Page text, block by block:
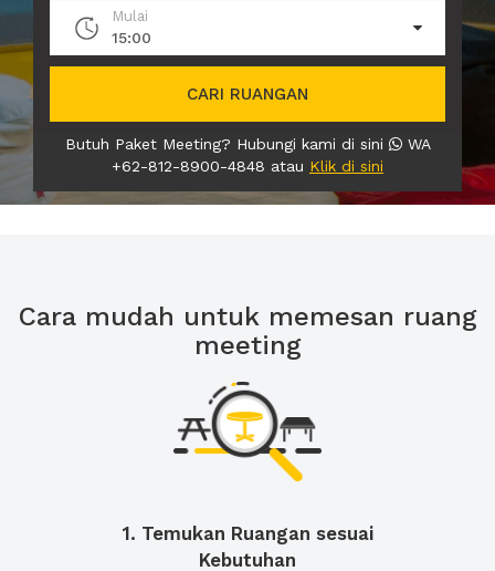
Mulai
15:00
CARI RUANGAN
Butuh Paket Meeting? Hubungi kami di sini
WA
+62-812-8900-4848 atau Klik di sini
Cara mudah untuk memesan ruang
meeting
1. Temukan Ruangan sesuai
Kebutuhan